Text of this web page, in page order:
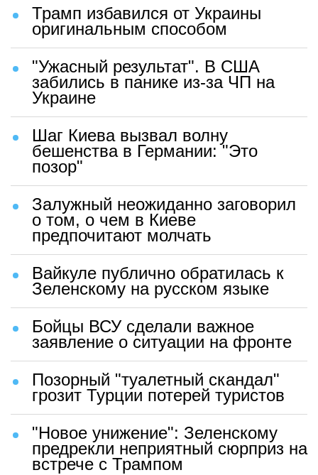
Трамп избавился от Украины
оригинальным способом
"Ужасный результат". В США
забились в панике из-за ЧП на
Украине
Шаг Киева вызвал волну
бешенства в Германии: "Это
позор"
Залужный неожиданно заговорил
о том, о чем в Киеве
предпочитают молчать
Вайкуле публично обратилась к
Зеленскому на русском языке
Бойцы ВСУ сделали важное
заявление о ситуации на фронте
Позорный "туалетный скандал"
грозит Турции потерей туристов
"Новое унижение": Зеленскому
предрекли неприятный сюрприз на
встрече с Трампом